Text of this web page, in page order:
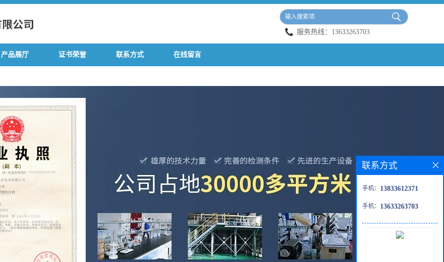
服务热线： 13633263703
产品展厅 证书荣誉 联系方式 在线留言
联系方式
手机： 13833612371
手机： 13633263703